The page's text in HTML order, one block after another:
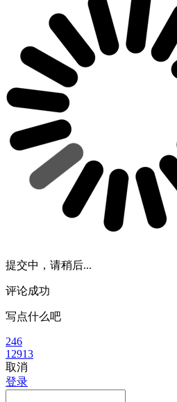
提交中，请稍后...
评论成功
写点什么吧
246
12913
取消
登录